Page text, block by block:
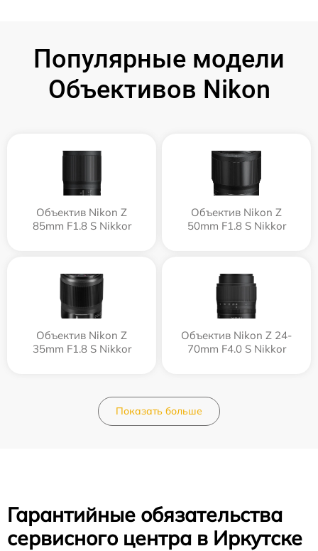
Популярные модели
Объективов Nikon
Объектив Nikon Z
85mm F1.8 S Nikkor
Объектив Nikon Z
50mm F1.8 S Nikkor
Объектив Nikon Z
35mm F1.8 S Nikkor
Объектив Nikon Z 24-
70mm F4.0 S Nikkor
Показать больше
Гарантийные обязательства
сервисного центра в Иркутске